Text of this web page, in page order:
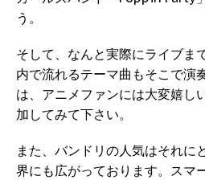
う。
そして、なんと実際にライブま
内で流れるテーマ曲もそこで演
は、アニメファンには大変嬉し
加してみて下さい。
また、バンドリの人気はそれに
界にも広がっております。スマ